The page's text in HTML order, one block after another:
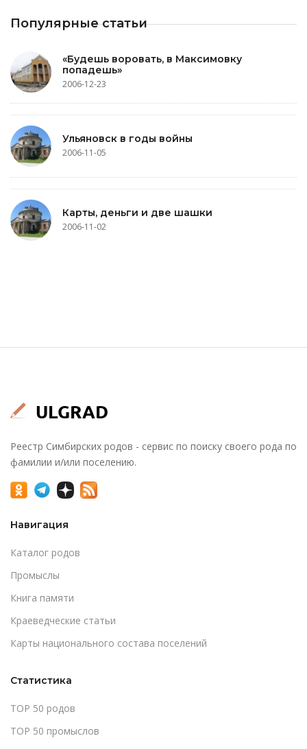
Популярные статьи
«Будешь воровать, в Максимовку
попадешь»
2006-12-23
Ульяновск в годы войны
2006-11-05
Карты, деньги и две шашки
2006-11-02
Реестр Симбирских родов - сервис по поиску своего рода по
фамилии и/или поселению.
Навигация
Каталог родов
Промыслы
Книга памяти
Краеведческие статьи
Карты национального состава поселений
Статистика
TOP 50 родов
TOP 50 промыслов